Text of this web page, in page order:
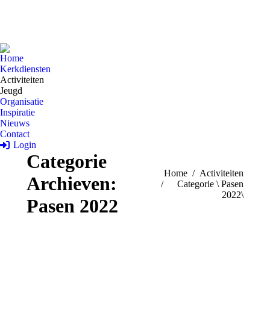
Home
Kerkdiensten
Activiteiten
Jeugd
Organisatie
Inspiratie
Nieuws
Contact
Login
Categorie
Archieven:
Pasen 2022
Je bent hier:
Home
Activiteiten
Categorie \ Pasen
2022\